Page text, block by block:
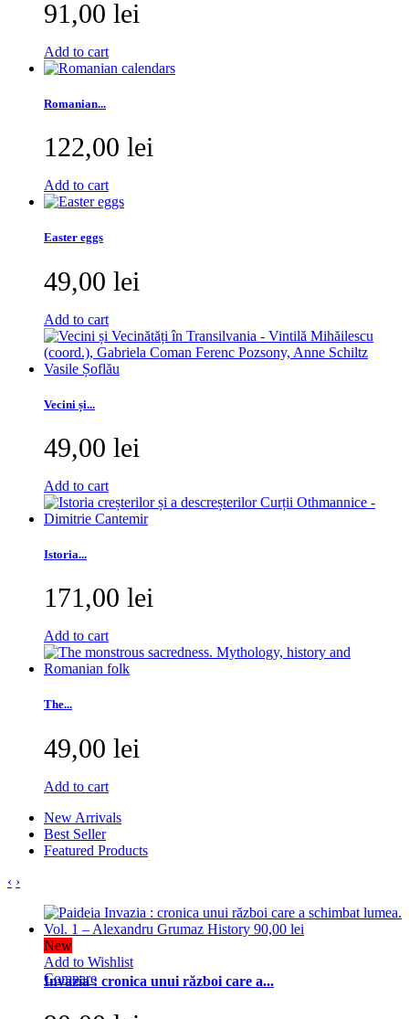
91,00 lei
Add to cart
Romanian...
122,00 lei
Add to cart
Easter eggs
49,00 lei
Add to cart
Vecini și...
49,00 lei
Add to cart
Istoria...
171,00 lei
Add to cart
The...
49,00 lei
Add to cart
New Arrivals
Best Seller
Featured Products
‹ ›
New
Add to Wishlist
Compare
Invazia : cronica unui război care a...